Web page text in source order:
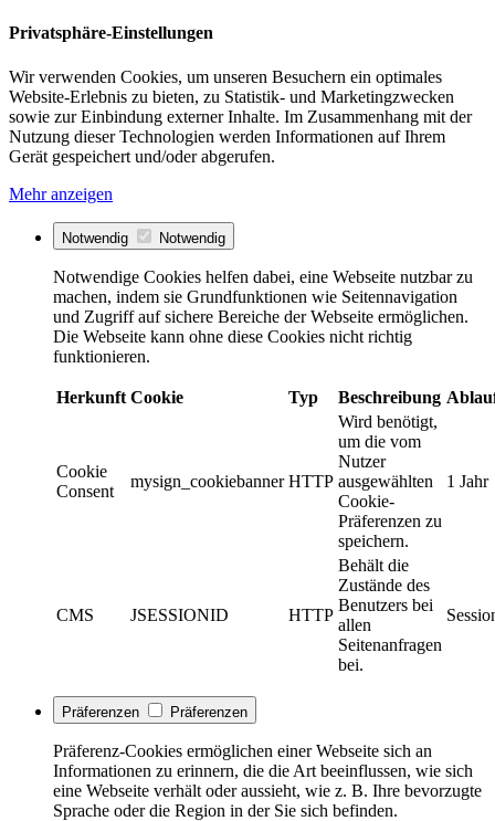
Privatsphäre-Einstellungen
Wir verwenden Cookies, um unseren Besuchern ein optimales
Website-Erlebnis zu bieten, zu Statistik- und Marketingzwecken
sowie zur Einbindung externer Inhalte. Im Zusammenhang mit der
Nutzung dieser Technologien werden Informationen auf Ihrem
Gerät gespeichert und/oder abgerufen.
Mehr anzeigen
Notwendig Notwendig
Notwendige Cookies helfen dabei, eine Webseite nutzbar zu
machen, indem sie Grundfunktionen wie Seitennavigation
und Zugriff auf sichere Bereiche der Webseite ermöglichen.
Die Webseite kann ohne diese Cookies nicht richtig
funktionieren.
Herkunft Cookie Typ Beschreibung
Cookie
Consent
mysign_cookiebanner HTTP
Wird benötigt,
um die vom
Nutzer
ausgewählten
Cookie-
Präferenzen zu
speichern.
1 Jahr
CMS JSESSIONID HTTP
Behält die
Zustände des
Benutzers bei
allen
Seitenanfragen
bei.
Präferenzen Präferenzen
Präferenz-Cookies ermöglichen einer Webseite sich an
Informationen zu erinnern, die die Art beeinflussen, wie sich
eine Webseite verhält oder aussieht, wie z. B. Ihre bevorzugte
Sprache oder die Region in der Sie sich befinden.